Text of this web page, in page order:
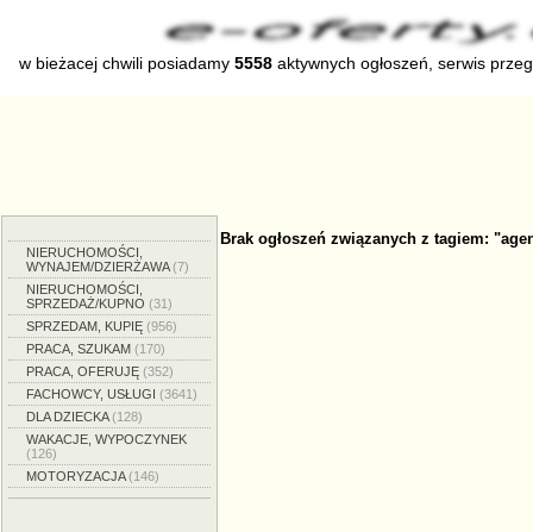
w bieżacej chwili posiadamy 5558 aktywnych ogłoszeń, serwis
NIERUCHOMOŚCI,
WYNAJEM/DZIERŻAWA(7)
NIERUCHOMOŚCI,
SPRZEDAŻ/KUPNO (31)
SPRZEDAM, KUPIĘ (956)
PRACA, SZUKAM (170)
PRACA, OFERUJĘ (352)
FACHOWCY, USŁUGI (3641)
DLA DZIECKA(128)
WAKACJE, WYPOCZYNEK
(126)
MOTORYZACJA(146)
Brak ogłoszeń związanych z tagiem: